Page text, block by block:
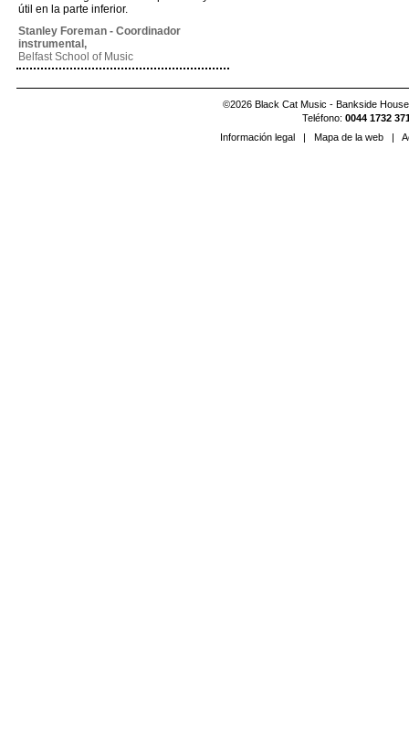
útil en la parte inferior.
Stanley Foreman - Coordinador
instrumental,
Belfast School of Music
©2026 Black Cat Music - Bankside
Teléfono: 0044 1732
Información legal | Mapa de la web |